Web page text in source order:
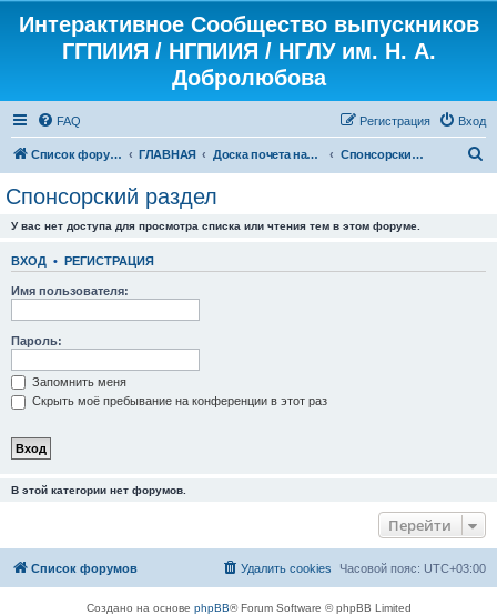
Интерактивное Сообщество выпускников
ГГПИИЯ / НГПИИЯ / НГЛУ им. Н. А.
Добролюбова
FAQ Вход
Регистрация
Список форумов ГЛАВНАЯ Доска почета нашего форума Спонсорский раздел
Спонсорский раздел
У вас нет доступа для просмотра списка или чтения тем в этом форуме.
ВХОД • РЕГИСТРАЦИЯ
Имя пользователя:
Пароль:
Запомнить меня
Скрыть моё пребывание на конференции в этот раз
В этой категории нет форумов.
Перейти
Список форумов Часовой пояс: UTC+03:00
Удалить cookies
Создано на основе phpBB® Forum Software © phpBB Limited